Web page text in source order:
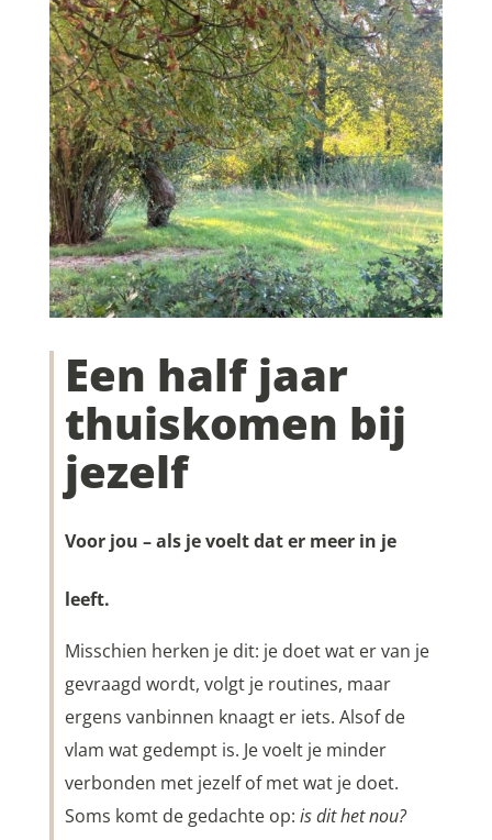
Een half jaar
thuiskomen bij
jezelf
Voor jou – als je voelt dat er meer in je
leeft.
Misschien herken je dit: je doet wat er van je
gevraagd wordt, volgt je routines, maar
ergens vanbinnen knaagt er iets. Alsof de
vlam wat gedempt is. Je voelt je minder
verbonden met jezelf of met wat je doet.
Soms komt de gedachte op: is dit het nou?